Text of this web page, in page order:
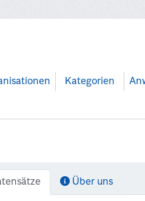
Kategorien
Über uns